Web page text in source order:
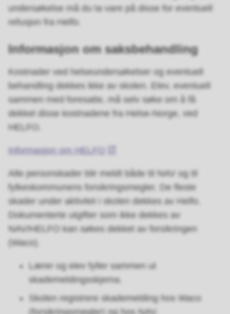
undersøkelse må du ta vare på disse for eventuell
refusjon fra Helfo.
Informasjon om saksbehandling
Kostnader ved helseundersøkelser og eventuell
behandling dekkes ikke av skolen. Elev, eventuell
sammen med foresatte, må selv søke om å få
dekket disse kostnadene fra Helse-Norge, ved
HELFO.
Informasjon om HELFO
Alle personskader blir meldt både til NAV og til
fylkeskommunens forsikringsmegler. De fleste
skader under aktivitet i skolen dekkes av Helfo.
Dokumenterte utgifter som ikke dekkes av
NAV/HELFO kan søkes dekket av forsikringen
(Waco).
Lærer og elev fyller sammen ut
skademeldingsskjema.
Skolen registrere skademelding hos Waco
(forsikringsmegler) og hos NAV.